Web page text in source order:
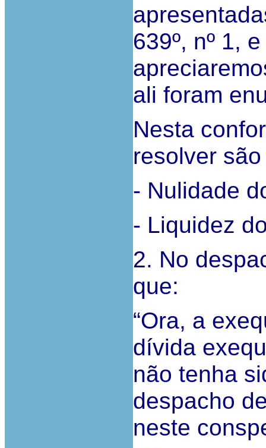
639º, nº 1,
ali foram
Nesta
resolver
- Nulidade
- Liquidez
2. No
que:
“Ora, a
dívida
não tenha
despacho
neste